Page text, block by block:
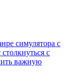
симулятора с
с
важную